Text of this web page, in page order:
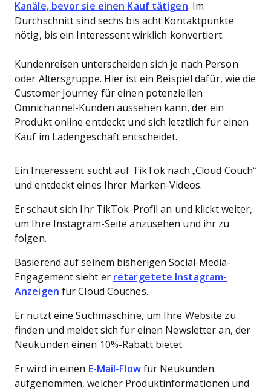
Kanäle, bevor sie einen Kauf tätigen. Im
Durchschnitt sind sechs bis acht Kontaktpunkte
nötig, bis ein Interessent wirklich konvertiert.
Kundenreisen unterscheiden sich je nach Person
oder Altersgruppe. Hier ist ein Beispiel dafür, wie die
Customer Journey für einen potenziellen
Omnichannel-Kunden aussehen kann, der ein
Produkt online entdeckt und sich letztlich für einen
Kauf im Ladengeschäft entscheidet.
Ein Interessent sucht auf TikTok nach „Cloud Couch“
und entdeckt eines Ihrer Marken-Videos.
Er schaut sich Ihr TikTok-Profil an und klickt weiter,
um Ihre Instagram-Seite anzusehen und ihr zu
folgen.
Basierend auf seinem bisherigen Social-Media-
Engagement sieht er retargetete Instagram-
Anzeigen für Cloud Couches.
Er nutzt eine Suchmaschine, um Ihre Website zu
finden und meldet sich für einen Newsletter an, der
Neukunden einen 10%-Rabatt bietet.
Er wird in einen E-Mail-Flowfür Neukunden
aufgenommen, welcher Produktinformationen und